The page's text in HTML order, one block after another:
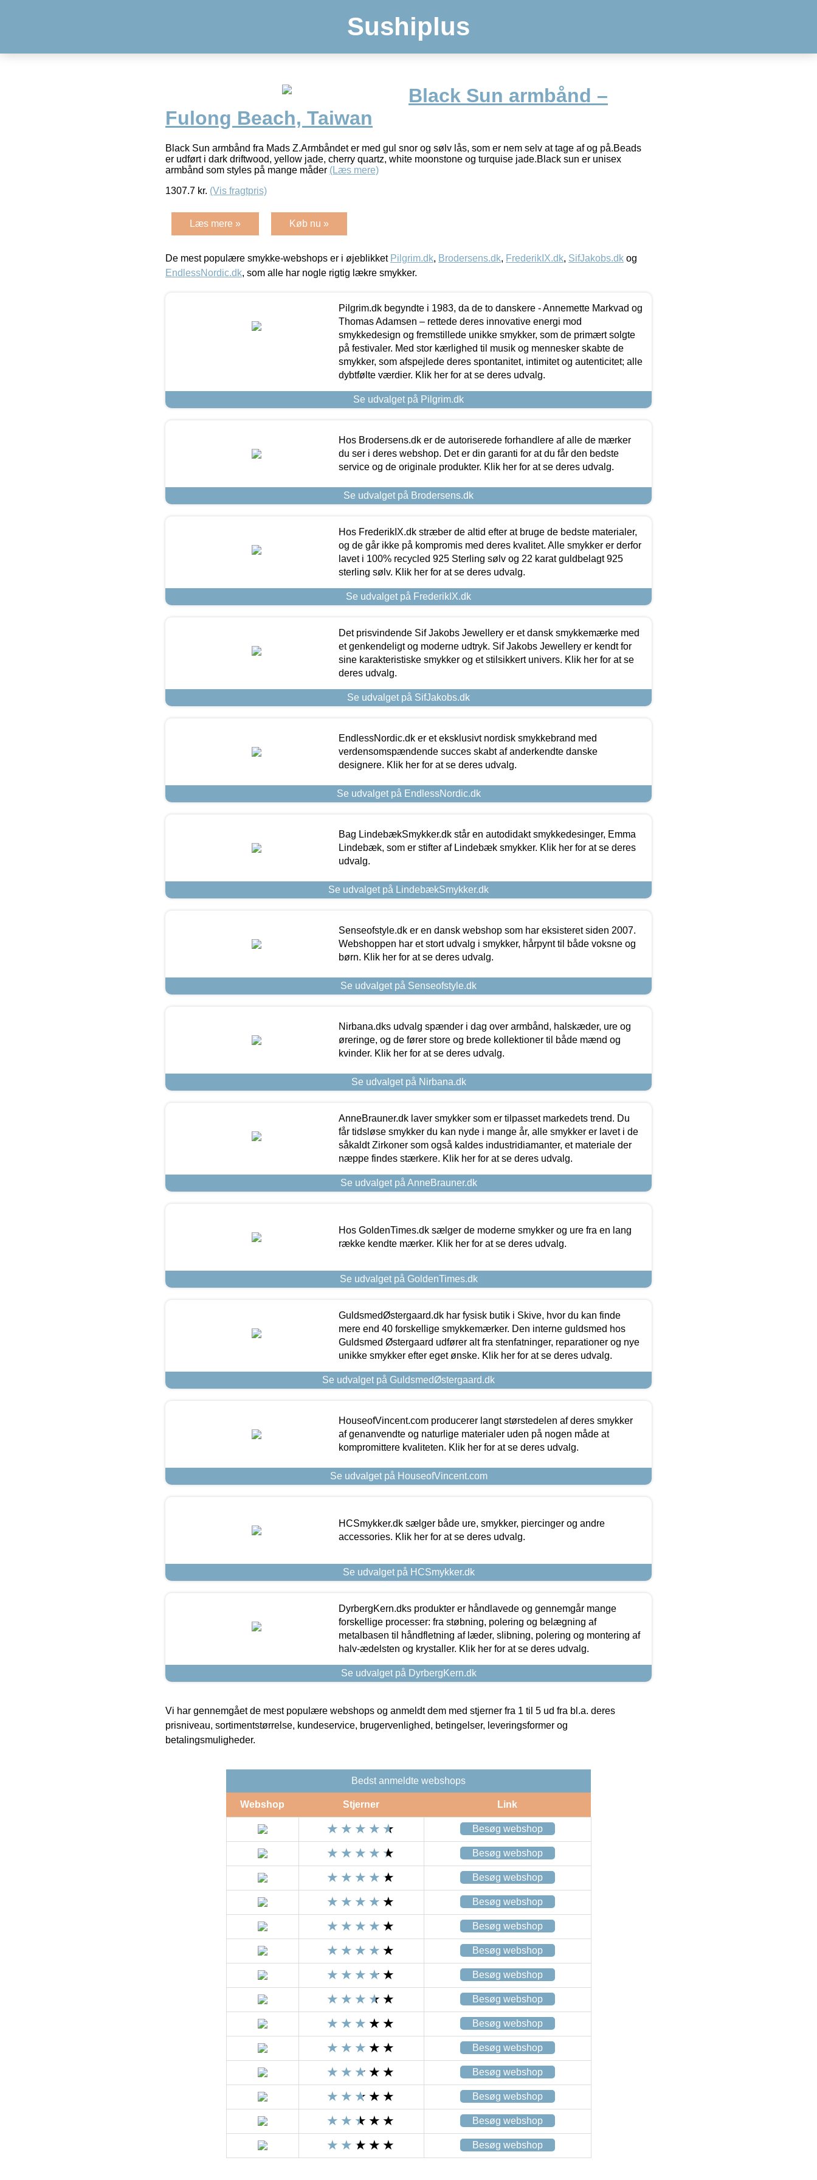
Sushiplus
Black Sun armbånd –
Fulong Beach, Taiwan
Black Sun armbånd fra Mads Z.Armbåndet er med gul snor og sølv lås, som er nem selv at tage af og på.Beads
er udført i dark driftwood, yellow jade, cherry quartz, white moonstone og turquise jade.Black sun er unisex
armbånd som styles på mange måder (Læs mere)
1307.7 kr. (Vis fragtpris)
Læs mere » Køb nu »
De mest populære smykke-webshops er i øjeblikket Pilgrim.dk, Brodersens.dk, FrederikIX.dk, SifJakobs.dk og
EndlessNordic.dk, som alle har nogle rigtig lækre smykker.
Pilgrim.dk begyndte i 1983, da de to danskere - Annemette Markvad og
Thomas Adamsen – rettede deres innovative energi mod
smykkedesign og fremstillede unikke smykker, som de primært solgte
på festivaler. Med stor kærlighed til musik og mennesker skabte de
smykker, som afspejlede deres spontanitet, intimitet og autenticitet; alle
dybtfølte værdier. Klik her for at se deres udvalg.
Se udvalget på Pilgrim.dk
Hos Brodersens.dk er de autoriserede forhandlere af alle de mærker
du ser i deres webshop. Det er din garanti for at du får den bedste
service og de originale produkter. Klik her for at se deres udvalg.
Se udvalget på Brodersens.dk
Hos FrederikIX.dk stræber de altid efter at bruge de bedste materialer,
og de går ikke på kompromis med deres kvalitet. Alle smykker er derfor
lavet i 100% recycled 925 Sterling sølv og 22 karat guldbelagt 925
sterling sølv. Klik her for at se deres udvalg.
Se udvalget på FrederikIX.dk
Det prisvindende Sif Jakobs Jewellery er et dansk smykkemærke med
et genkendeligt og moderne udtryk. Sif Jakobs Jewellery er kendt for
sine karakteristiske smykker og et stilsikkert univers. Klik her for at se
deres udvalg.
Se udvalget på SifJakobs.dk
EndlessNordic.dk er et eksklusivt nordisk smykkebrand med
verdensomspændende succes skabt af anderkendte danske
designere. Klik her for at se deres udvalg.
Se udvalget på EndlessNordic.dk
Bag LindebækSmykker.dk står en autodidakt smykkedesinger, Emma
Lindebæk, som er stifter af Lindebæk smykker. Klik her for at se deres
udvalg.
Se udvalget på LindebækSmykker.dk
Senseofstyle.dk er en dansk webshop som har eksisteret siden 2007.
Webshoppen har et stort udvalg i smykker, hårpynt til både voksne og
børn. Klik her for at se deres udvalg.
Se udvalget på Senseofstyle.dk
Nirbana.dks udvalg spænder i dag over armbånd, halskæder, ure og
øreringe, og de fører store og brede kollektioner til både mænd og
kvinder. Klik her for at se deres udvalg.
Se udvalget på Nirbana.dk
AnneBrauner.dk laver smykker som er tilpasset markedets trend. Du
får tidsløse smykker du kan nyde i mange år, alle smykker er lavet i de
såkaldt Zirkoner som også kaldes industridiamanter, et materiale der
næppe findes stærkere. Klik her for at se deres udvalg.
Se udvalget på AnneBrauner.dk
Hos GoldenTimes.dk sælger de moderne smykker og ure fra en lang
række kendte mærker. Klik her for at se deres udvalg.
Se udvalget på GoldenTimes.dk
GuldsmedØstergaard.dk har fysisk butik i Skive, hvor du kan finde
mere end 40 forskellige smykkemærker. Den interne guldsmed hos
Guldsmed Østergaard udfører alt fra stenfatninger, reparationer og nye
unikke smykker efter eget ønske. Klik her for at se deres udvalg.
Se udvalget på GuldsmedØstergaard.dk
HouseofVincent.com producerer langt størstedelen af deres smykker
af genanvendte og naturlige materialer uden på nogen måde at
kompromittere kvaliteten. Klik her for at se deres udvalg.
Se udvalget på HouseofVincent.com
HCSmykker.dk sælger både ure, smykker, piercinger og andre
accessories. Klik her for at se deres udvalg.
Se udvalget på HCSmykker.dk
DyrbergKern.dks produkter er håndlavede og gennemgår mange
forskellige processer: fra støbning, polering og belægning af
metalbasen til håndfletning af læder, slibning, polering og montering af
halv-ædelsten og krystaller. Klik her for at se deres udvalg.
Se udvalget på DyrbergKern.dk
Vi har gennemgået de mest populære webshops og anmeldt dem med stjerner fra 1 til 5 ud fra bl.a. deres
prisniveau, sortimentstørrelse, kundeservice, brugervenlighed, betingelser, leveringsformer og
betalingsmuligheder.
Bedst anmeldte webshops
Webshop Stjerner Link
Besøg webshop
Besøg webshop
Besøg webshop
Besøg webshop
Besøg webshop
Besøg webshop
Besøg webshop
Besøg webshop
Besøg webshop
Besøg webshop
Besøg webshop
Besøg webshop
Besøg webshop
Besøg webshop